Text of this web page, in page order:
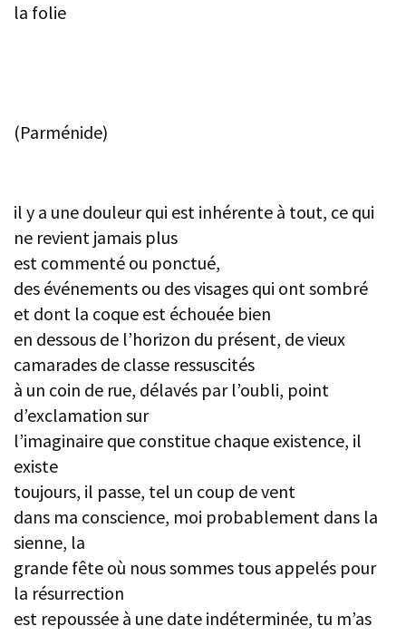
la folie
(Parménide)
il y a une douleur qui est inhérente à tout, ce qui
ne revient jamais plus
est commenté ou ponctué,
des événements ou des visages qui ont sombré
et dont la coque est échouée bien
en dessous de l’horizon du présent, de vieux
camarades de classe ressuscités
à un coin de rue, délavés par l’oubli, point
d’exclamation sur
l’imaginaire que constitue chaque existence, il
existe
toujours, il passe, tel un coup de vent
dans ma conscience, moi probablement dans la
sienne, la
grande fête où nous sommes tous appelés pour
la résurrection
est repoussée à une date indéterminée, tu m’as